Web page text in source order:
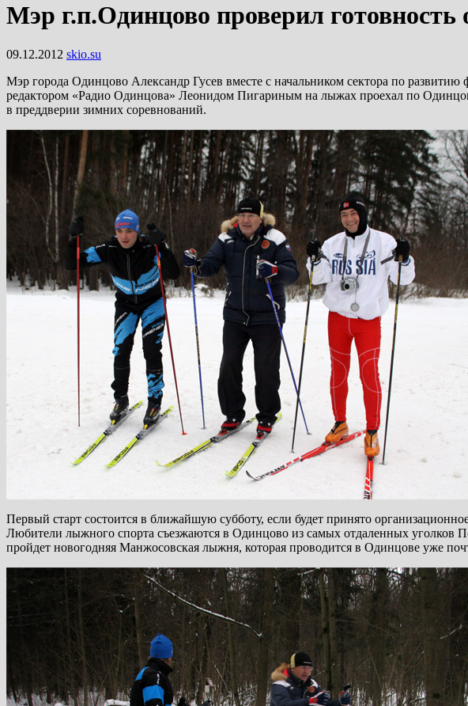
Мэр г.п.Одинцово проверил
09.12.2012 skio.su
Мэр города Одинцово Александр Гусев вместе с начальником сектора по
редактором «Радио Одинцова» Леонидом Пигариным на лыжах проехал по
в преддверии зимних соревнований.
Первый старт состоится в ближайшую субботу, если будет принято
Любители лыжного спорта съезжаются в Одинцово из самых отдаленных уголков
пройдет новогодняя Манжосовская лыжня, которая проводится в Одинцове уже